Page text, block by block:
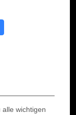
wichtigen